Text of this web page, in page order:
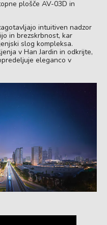
plošče AV-03D in
intuitiven nadzor
in brezskrbnost, kar
slog kompleksa.
v Han Jardin in odkrijte,
eleganco v